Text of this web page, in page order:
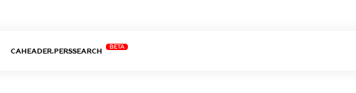
CAHEADER.PERSSEARCH
BETA